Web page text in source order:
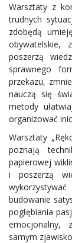
Warsztaty z
trudnych
zdobędą
obywatelskie,
poszerzą
sprawnego
przekazu,
nauczą się
metody
organizować
Warsztaty
poznają
papierowej
i poszerzą
budowanie
pogłębiania
emocjonalny,
samym